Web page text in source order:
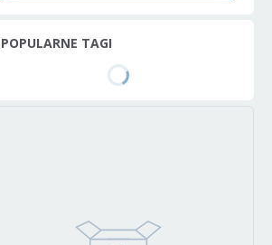
POPULARNE TAGI